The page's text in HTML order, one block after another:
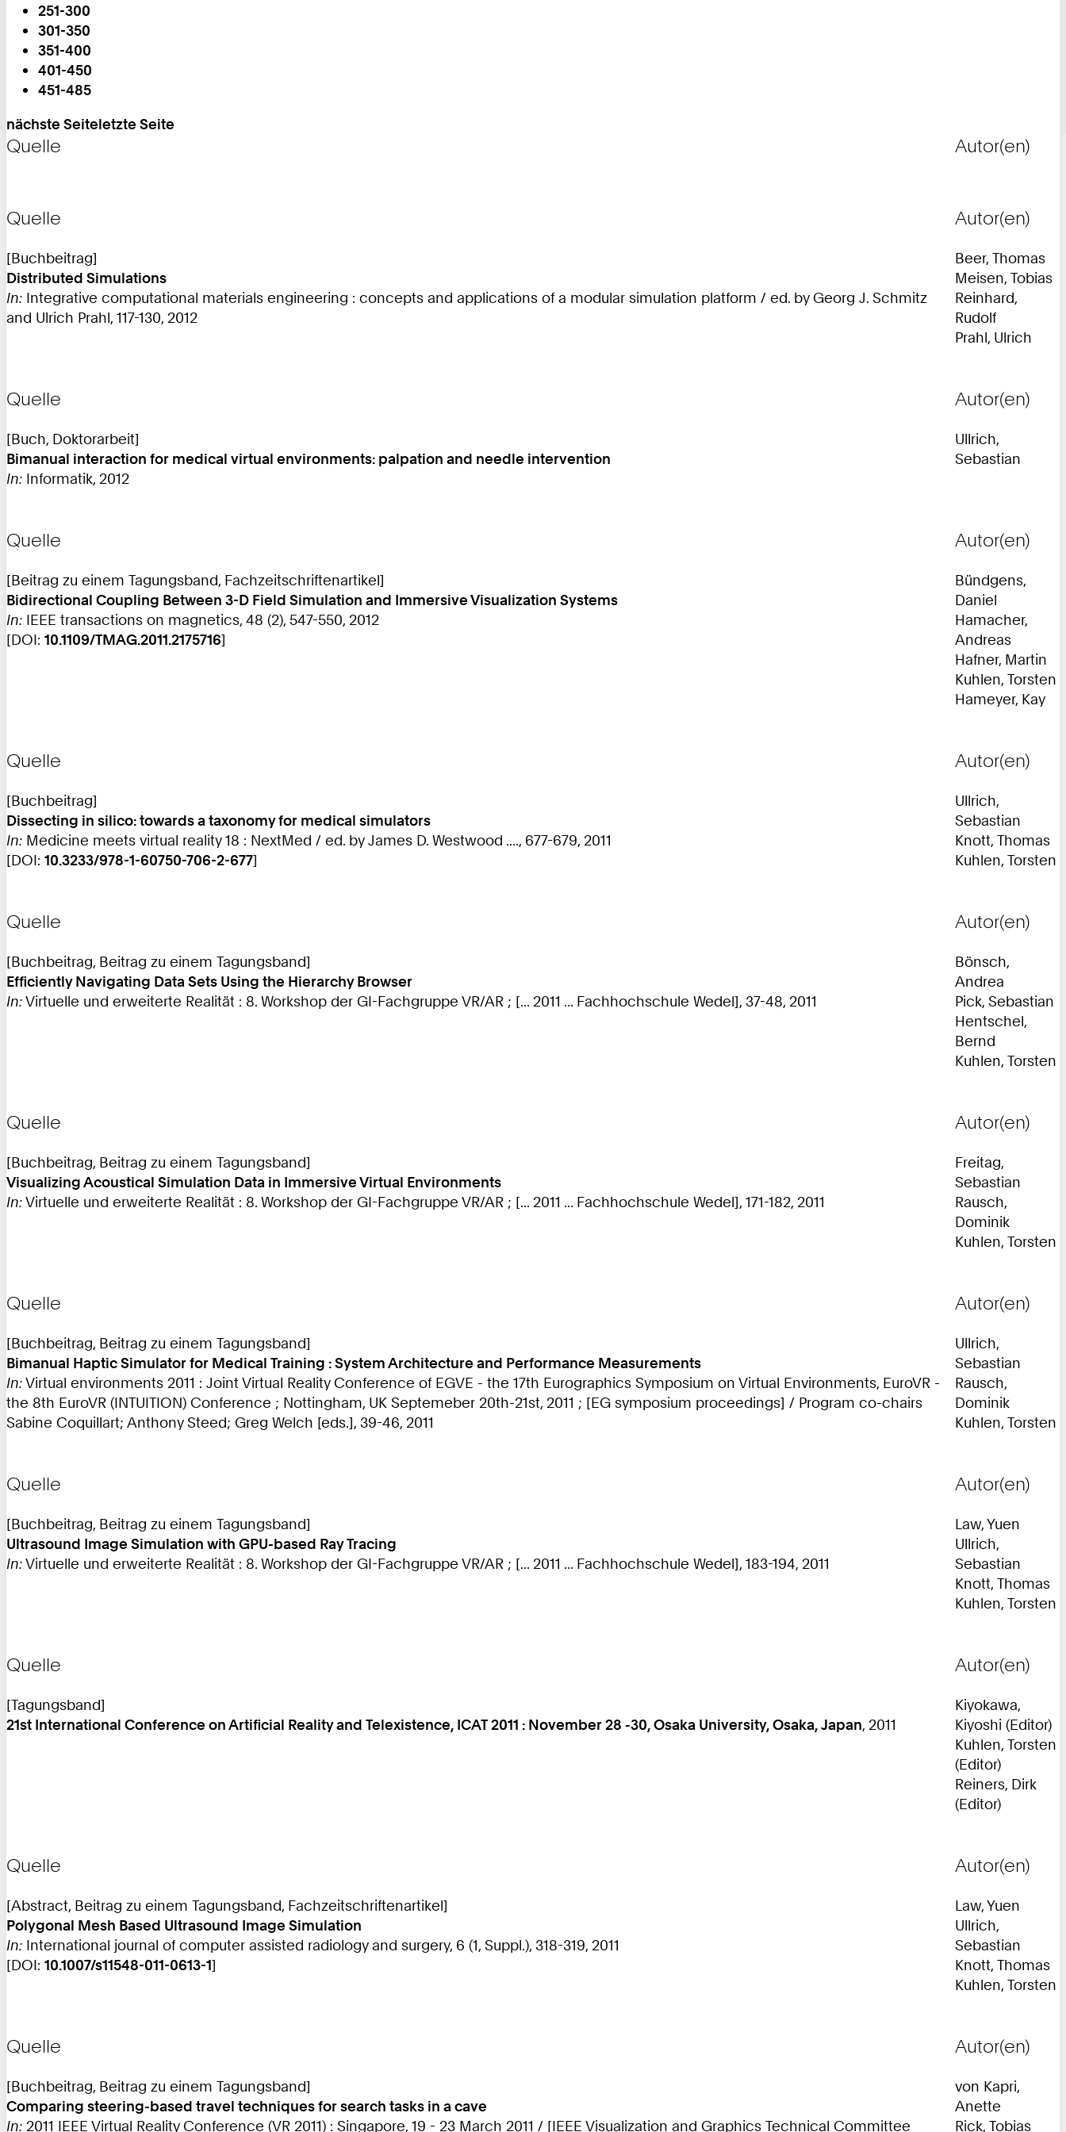
251-300
Sie
sind
auf
Seite:
301-350
351-400
401-450
451-485
nächste Seiteletzte Seite
Quelle Autor(en)
Quelle
[Buchbeitrag]
Distributed Simulations
In: Integrative computational materials engineering : concepts and applications of a modular simulation platform / ed. by Georg J. Schmitz
and Ulrich Prahl, 117-130, 2012
Autor(en)
Beer, Thomas
Meisen, Tobias
Reinhard,
Rudolf
Prahl, Ulrich
Quelle
[Buch, Doktorarbeit]
Bimanual interaction for medical virtual environments: palpation and needle intervention
In: Informatik, 2012
Autor(en)
Ullrich,
Sebastian
Quelle
[Beitrag zu einem Tagungsband, Fachzeitschriftenartikel]
Bidirectional Coupling Between 3-D Field Simulation and Immersive Visualization Systems
In: IEEE transactions on magnetics, 48 (2), 547-550, 2012
[DOI: 10.1109/TMAG.2011.2175716]
Autor(en)
Bündgens,
Daniel
Hamacher,
Andreas
Hafner, Martin
Kuhlen, Torsten
Hameyer, Kay
Quelle
[Buchbeitrag]
Dissecting in silico: towards a taxonomy for medical simulators
In: Medicine meets virtual reality 18 : NextMed / ed. by James D. Westwood ...., 677-679, 2011
[DOI: 10.3233/978-1-60750-706-2-677]
Autor(en)
Ullrich,
Sebastian
Knott, Thomas
Kuhlen, Torsten
Quelle
[Buchbeitrag, Beitrag zu einem Tagungsband]
Efficiently Navigating Data Sets Using the Hierarchy Browser
In:Virtuelle und erweiterte Realität : 8. Workshop der GI-Fachgruppe VR/AR ; [... 2011 ... Fachhochschule Wedel], 37-48, 2011
Autor(en)
Bönsch,
Andrea
Pick, Sebastian
Hentschel,
Bernd
Kuhlen, Torsten
Quelle
[Buchbeitrag, Beitrag zu einem Tagungsband]
Visualizing Acoustical Simulation Data in Immersive Virtual Environments
In:Virtuelle und erweiterte Realität : 8. Workshop der GI-Fachgruppe VR/AR ; [... 2011 ... Fachhochschule Wedel], 171-182, 2011
Autor(en)
Freitag,
Sebastian
Rausch,
Dominik
Kuhlen, Torsten
Quelle
[Buchbeitrag, Beitrag zu einem Tagungsband]
Bimanual Haptic Simulator for Medical Training : System Architecture and Performance Measurements
In:Virtual environments 2011 : Joint Virtual Reality Conference of EGVE - the 17th Eurographics Symposium on Virtual Environments, EuroVR -
the 8th EuroVR (INTUITION) Conference ; Nottingham, UK Septemeber 20th-21st, 2011 ; [EG symposium proceedings] / Program co-chairs
Sabine Coquillart; Anthony Steed; Greg Welch [eds.], 39-46, 2011
Autor(en)
Ullrich,
Sebastian
Rausch,
Dominik
Kuhlen, Torsten
Quelle
[Buchbeitrag, Beitrag zu einem Tagungsband]
Ultrasound Image Simulation with GPU-based Ray Tracing
In:Virtuelle und erweiterte Realität : 8. Workshop der GI-Fachgruppe VR/AR ; [... 2011 ... Fachhochschule Wedel], 183-194, 2011
Autor(en)
Law, Yuen
Ullrich,
Sebastian
Knott, Thomas
Kuhlen, Torsten
Quelle
[Tagungsband]
21st International Conference on Artificial Reality and Telexistence, ICAT 2011 : November 28 -30, Osaka University, Osaka, Japan, 2011
Autor(en)
Kiyokawa,
Kiyoshi (Editor)
Kuhlen, Torsten
(Editor)
Reiners, Dirk
(Editor)
Quelle
[Abstract, Beitrag zu einem Tagungsband, Fachzeitschriftenartikel]
Polygonal Mesh Based Ultrasound Image Simulation
In: International journal of computer assisted radiology and surgery, 6 (1, Suppl.), 318-319, 2011
[DOI: 10.1007/s11548-011-0613-1]
Autor(en)
Law, Yuen
Ullrich,
Sebastian
Knott, Thomas
Kuhlen, Torsten
Quelle
[Buchbeitrag, Beitrag zu einem Tagungsband]
Comparing steering-based travel techniques for search tasks in a cave
In: 2011 IEEE Virtual Reality Conference (VR 2011) : Singapore, 19 - 23 March 2011 / [IEEE Visualization and Graphics Technical Committee
Autor(en)
von Kapri,
Anette
Rick, Tobias